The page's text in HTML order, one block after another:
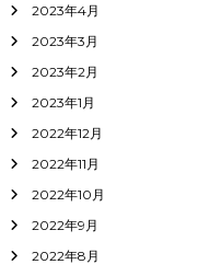
2023年4月
2023年3月
2023年2月
2023年1月
2022年12月
2022年11月
2022年10月
2022年9月
2022年8月